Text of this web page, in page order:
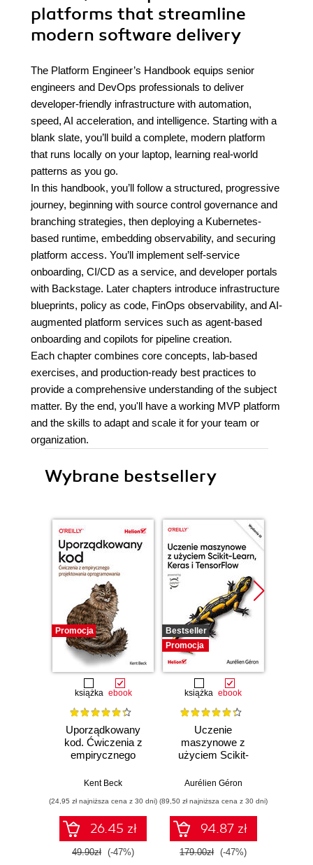
platforms that streamline
modern software delivery
The Platform Engineer’s Handbook equips senior
engineers and DevOps professionals to deliver
developer-friendly infrastructure with automation,
speed, AI acceleration, and intelligence. Starting with a
blank slate, you’ll build a complete, modern platform
that runs locally on your laptop, learning real-world
patterns as you go.
In this handbook, you’ll follow a structured, progressive
journey, beginning with source control governance and
branching strategies, then deploying a Kubernetes-
based runtime, embedding observability, and securing
platform access. You’ll implement self-service
onboarding, CI/CD as a service, and developer portals
with Backstage. Later chapters introduce infrastructure
blueprints, policy as code, FinOps observability, and AI-
augmented platform services such as agent-based
onboarding and copilots for pipeline creation.
Each chapter combines core concepts, lab-based
exercises, and production-ready best practices to
provide a comprehensive understanding of the subject
matter. By the end, you'll have a working MVP platform
and the skills to adapt and scale it for your team or
organization.
Wybrane bestsellery
Promocja
książka ebook
Uporządkowany
kod. Ćwiczenia z
empirycznego
oprogramowania
Kent Beck
(24,95 zł najniższa cena z 30 dni)
26.45 zł
49.90zł (-47%)
Bestseller
Promocja
książka ebook
Uczenie
maszynowe z
użyciem Scikit-
TensorFlow.
Aurélien Géron
(89,50 zł najniższa cena z 30 dni)
94.87 zł
179.00zł (-47%)